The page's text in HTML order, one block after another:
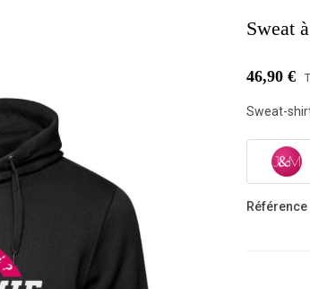
Sweat
46,90 €
Sweat-
Référence